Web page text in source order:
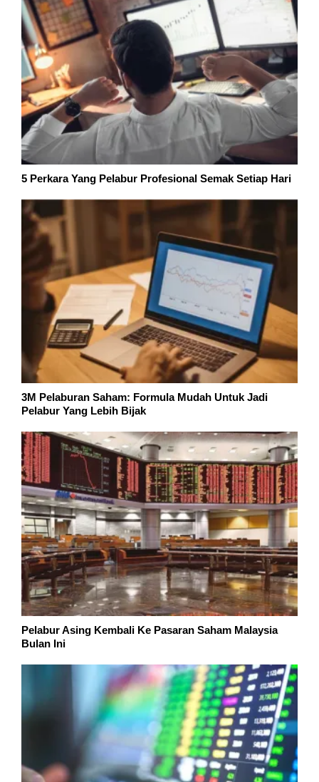
5 Perkara Yang Pelabur Profesional Semak Setiap Hari
3M Pelaburan Saham: Formula Mudah Untuk Jadi
Pelabur Yang Lebih Bijak
Pelabur Asing Kembali Ke Pasaran Saham Malaysia
Bulan Ini